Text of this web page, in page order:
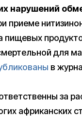
нарушений
приеме
для
в
за
африканских